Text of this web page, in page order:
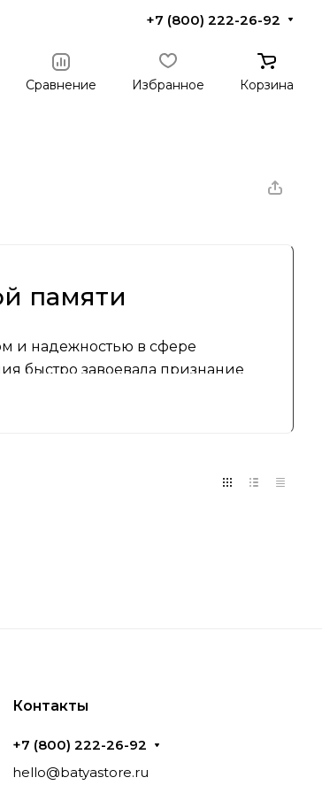
+7 (800) 222-26-92
Сравнение Избранное Корзина
памяти
и надежностью в сфере
быстро завоевала признание
пользователей, которые
систем. Бренд сочетает в
и тщательном тестировании
и оптимизация
Контакты
+7 (800) 222-26-92
hello@batyastore.ru